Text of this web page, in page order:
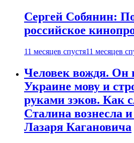
Сергей Собянин:
российское
11 месяцев спустя11 месяцев
Человек вождя. Он
Украине мову и
руками зэков. Как
Сталина вознесла
Лазаря Кагановича